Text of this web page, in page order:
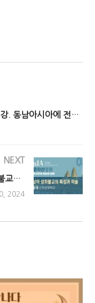
【2024년 AsIA인문자산강좌】 2강. 동남아시아에 전해진 힌두교 이야기
NEXT
【2024년 AsIA인문자산강좌】 4강. 동남아 상좌불교의 특징과 미술
2024